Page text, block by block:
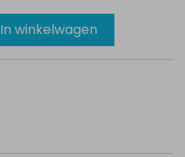
In winkelwagen